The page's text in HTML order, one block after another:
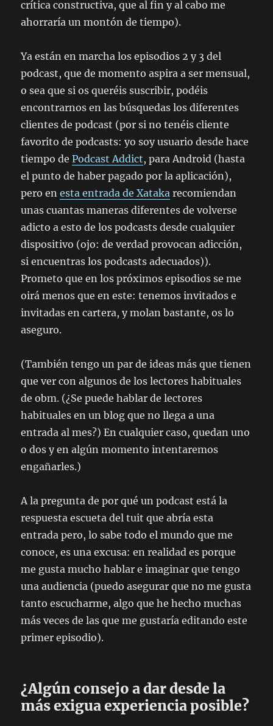
crítica constructiva, que al fin y al cabo me
ahorraría un montón de tiempo).
Ya están en marcha los episodios 2 y 3 del
podcast, que de momento aspira a ser mensual,
o sea que si os queréis suscribir, podéis
encontrarnos en las búsquedas los diferentes
clientes de podcast (por si no tenéis cliente
favorito de podcasts: yo soy usuario desde hace
tiempo dePodcast Addict, para Android (hasta
el punto de haber pagado por la aplicación),
pero enesta entrada de Xataka recomiendan
unas cuantas maneras diferentes de volverse
adicto a esto de los podcasts desde cualquier
dispositivo (ojo: de verdad provocan adicción,
si encuentras los podcasts adecuados)).
Prometo que en los próximos episodios se me
oirá menos que en este: tenemos invitados e
invitadas en cartera, y molan bastante, os lo
aseguro.
(También tengo un par de ideas más que tienen
que ver con algunos de los lectores habituales
de obm. (¿Se puede hablar de lectores
habituales en un blog que no llega a una
entrada al mes?) En cualquier caso, quedan uno
o dos y en algún momento intentaremos
engañarles.)
A la pregunta de por qué un podcast está la
respuesta escueta del tuit que abría esta
entrada pero, lo sabe todo el mundo que me
conoce, es una excusa: en realidad es porque
me gusta mucho hablar e imaginar que tengo
una audiencia (puedo asegurar que no me gusta
tanto escucharme, algo que he hecho muchas
más veces de las que me gustaría editando este
primer episodio).
¿Algún consejo a dar desde la
más exigua experiencia posible?